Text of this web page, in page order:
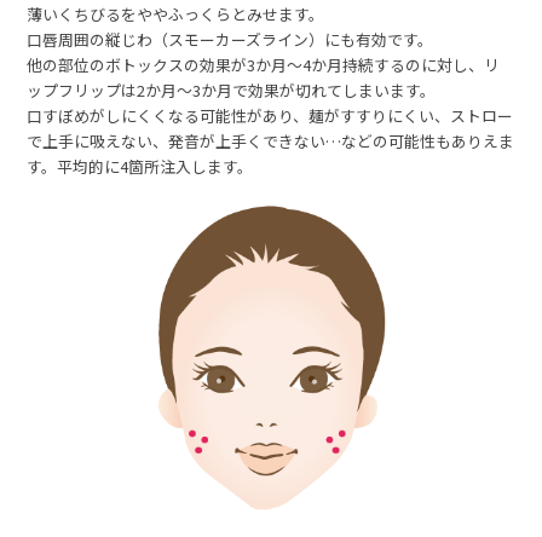
薄いくちびるをややふっくらとみせます。
口唇周囲の縦じわ（スモーカーズライン）にも有効です。
他の部位のボトックスの効果が3か月～4か月持続するのに対し、リ
ップフリップは2か月～3か月で効果が切れてしまいます。
口すぼめがしにくくなる可能性があり、麺がすすりにくい、ストロー
で上手に吸えない、発音が上手くできない…などの可能性もありえま
す。平均的に4箇所注入します。